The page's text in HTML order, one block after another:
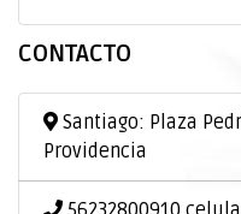
CONTACTO
Santiago: Plaza
Providencia